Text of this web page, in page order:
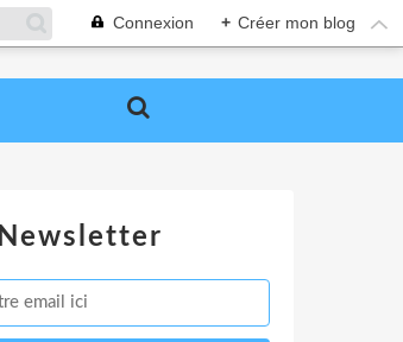
Connexion + Créer mon blog
Newsletter